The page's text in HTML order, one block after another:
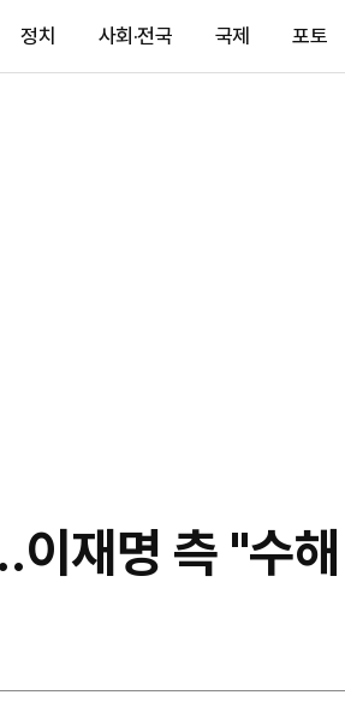
정치 사회·전국 국제 포토
재명 측 "수